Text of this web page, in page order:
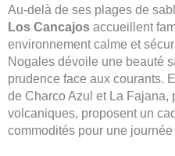
Au-delà de ses plages de
Los Cancajos accueillent
environnement calme et
Nogales dévoile une beauté
prudence face aux courants.
de Charco Azul et La Fajana,
volcaniques, proposent un
commodités pour une